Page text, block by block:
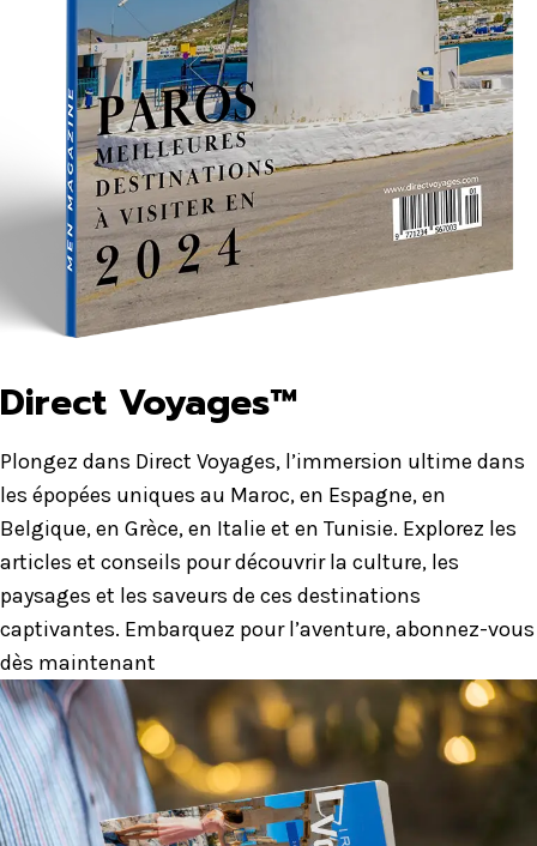
Direct Voyages™
Plongez dans Direct Voyages, l’immersion ultime dans
les épopées uniques au Maroc, en Espagne, en
Belgique, en Grèce, en Italie et en Tunisie. Explorez les
articles et conseils pour découvrir la culture, les
paysages et les saveurs de ces destinations
captivantes. Embarquez pour l’aventure, abonnez-vous
dès maintenant